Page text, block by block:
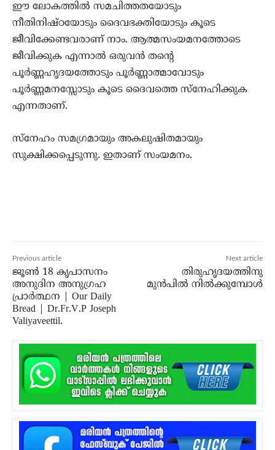
ഈ ലോകത്തില്‍ സമചിത്തതയോടും
നീതിനിഷ്ഠയോടും ദൈവഭക്തിയോടും കൂടെ
ജീവിക്കേണ്ടവരാണ് നാം. ആത്മസംയമനത്തോടെ
ജീവിക്കുക എന്നാല്‍ ഒരുവന്‍ തന്റെ
പൂര്‍ണ്ണഹൃദയത്തോടും പൂര്‍ണ്ണാത്മാവോടും
പൂര്‍ണ്ണമനസ്സോടും കൂടെ ദൈവത്തെ സ്‌നേഹിക്കുക
എന്നതാണ്.
സ്‌നേഹം സമഗ്രമായും അകലുഷിതമായും
സുക്ഷിക്കപ്പെടുന്നു. ഇതാണ് സംയമനം.
Previous article
ജൂൺ 18 കൃപാസനം
അനുദിന അനുഗ്രഹ
പ്രാർത്ഥന | Our Daily
Bread | Dr.Fr.V.P Joseph
Valiyaveettil.
Next article
തിരുഹൃദയത്തിനു
മുൻപിൽ നിൽക്കുമ്പോൾ